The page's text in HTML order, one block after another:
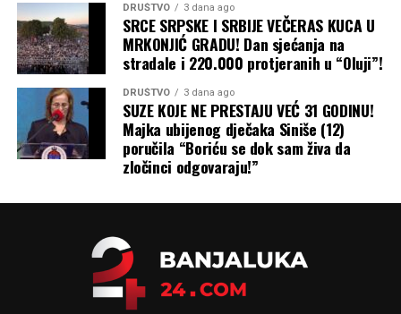
DRUŠTVO 3 dana ago
SRCE SRPSKE I SRBIJE VEČERAS KUCA U
MRKONJIĆ GRADU! Dan sjećanja na
stradale i 220.000 protjeranih u “Oluji”!
DRUŠTVO 3 dana ago
SUZE KOJE NE PRESTAJU VEĆ 31 GODINU!
Majka ubijenog dječaka Siniše (12)
poručila “Boriću se dok sam živa da
zločinci odgovaraju!”